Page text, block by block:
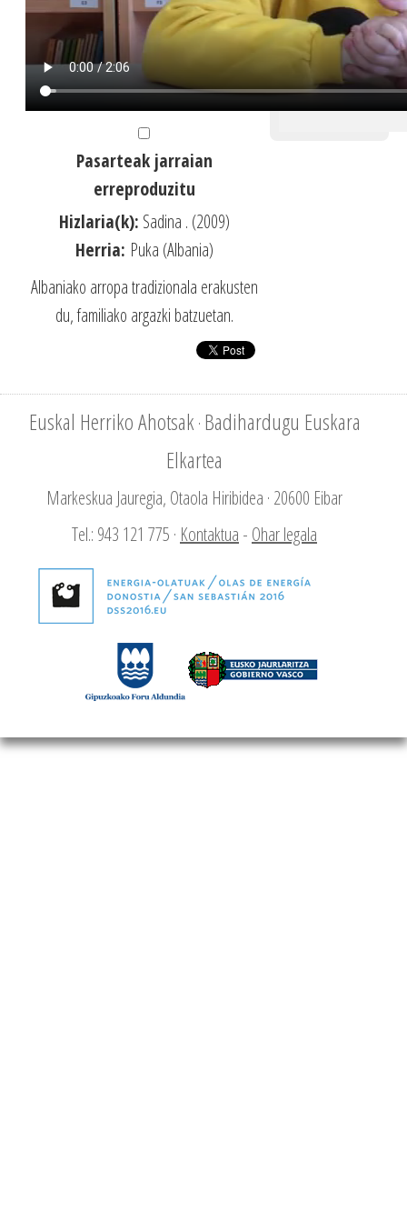
Pasarteak jarraian
erreproduzitu
Hizlaria(k): Sadina . (2009)
Herria: Puka (Albania)
Albaniako arropa tradizionala erakusten
du, familiako argazki batzuetan.
Euskal Herriko Ahotsak · Badihardugu Euskara
Elkartea
Markeskua Jauregia, Otaola Hiribidea · 20600 Eibar
Tel.: 943 121 775 · Kontaktua - Ohar legala